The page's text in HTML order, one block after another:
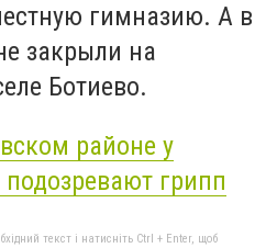
гимназию. А в
закрыли на
Ботиево.
районе у
грипп
текст і натисніть Ctrl + Enter, щоб